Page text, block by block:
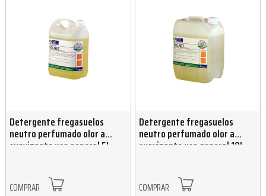
Detergente fregasuelos
neutro perfumado olor a
suavizante uso general 5L
COMPRAR
Detergente fregasuelos
neutro perfumado olor a
suavizante uso general 10L
COMPRAR